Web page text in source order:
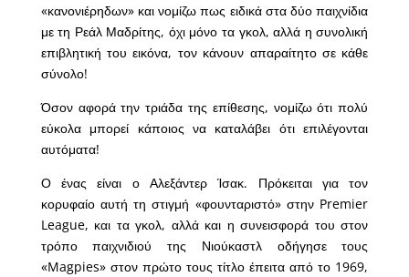
«κανονιέρηδων» και νομίζω πως ειδικά στα δύο παιχνίδια
με τη Ρεάλ Μαδρίτης, όχι μόνο τα γκολ, αλλά η συνολική
επιβλητική του εικόνα, τον κάνουν απαραίτητο σε κάθε
σύνολο!
Όσον αφορά την τριάδα της επίθεσης, νομίζω ότι πολύ
εύκολα μπορεί κάποιος να καταλάβει ότι επιλέγονται
αυτόματα!
Ο ένας είναι ο Αλεξάντερ Ίσακ. Πρόκειται για τον
κορυφαίο αυτή τη στιγμή «φουνταριστό» στην Premier
League, και τα γκολ, αλλά και η συνεισφορά του στον
τρόπο παιχνιδιού της Νιούκαστλ οδήγησε τους
«Magpies» στον πρώτο τους τίτλο έπειτα από το 1969,